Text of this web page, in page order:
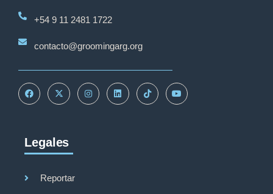
+54 9 11 2481 1722
contacto@groomingarg.org
Legales
Reportar
Grooming Argentina